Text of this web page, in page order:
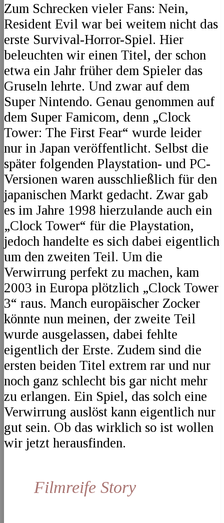
Zum Schrecken vieler Fans: Nein,
Resident Evil war bei weitem nicht das
erste Survival-Horror-Spiel. Hier
beleuchten wir einen Titel, der schon
etwa ein Jahr früher dem Spieler das
Gruseln lehrte. Und zwar auf dem
Super Nintendo. Genau genommen auf
dem Super Famicom, denn „Clock
Tower: The First Fear“ wurde leider
nur in Japan veröffentlicht. Selbst die
später folgenden Playstation- und PC-
Versionen waren ausschließlich für den
japanischen Markt gedacht. Zwar gab
es im Jahre 1998 hierzulande auch ein
„Clock Tower“ für die Playstation,
jedoch handelte es sich dabei eigentlich
um den zweiten Teil. Um die
Verwirrung perfekt zu machen, kam
2003 in Europa plötzlich „Clock Tower
3“ raus. Manch europäischer Zocker
könnte nun meinen, der zweite Teil
wurde ausgelassen, dabei fehlte
eigentlich der Erste. Zudem sind die
ersten beiden Titel extrem rar und nur
noch ganz schlecht bis gar nicht mehr
zu erlangen. Ein Spiel, das solch eine
Verwirrung auslöst kann eigentlich nur
gut sein. Ob das wirklich so ist wollen
wir jetzt herausfinden.
Filmreife Story